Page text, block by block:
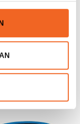
GRIP FITTING KIT